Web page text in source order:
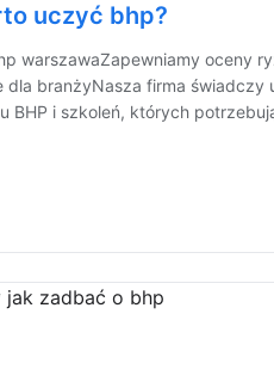
uczyć bhp?
warszawaZapewniamy oceny
dla branżyNasza firma świadczy
BHP i szkoleń, których